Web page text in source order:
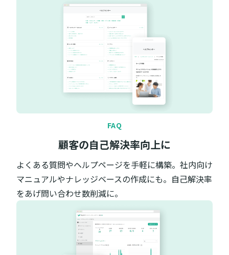
FAQ
顧客の自己解決率向上に
よくある質問やヘルプページを手軽に構築。社内向け
マニュアルやナレッジベースの作成にも。自己解決率
をあげ問い合わせ数削減に。